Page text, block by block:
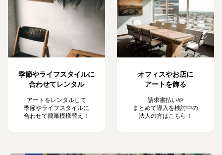
季節やライフスタイルに
合わせてレンタル
アートをレンタルして
季節やライフスタイルに
合わせて簡単模様替え！
オフィスやお店に
アートを飾る
請求書払いや
まとめて導入を検討中の
法人の方はこちら！